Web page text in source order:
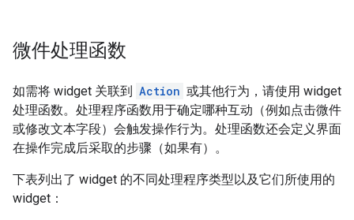
微件处理函数
如需将 widget 关联到 Action 或其他行为，请使用 widget
处理函数。处理程序函数用于确定哪种互动（例如点击微件
或修改文本字段）会触发操作行为。处理函数还会定义界面
在操作完成后采取的步骤（如果有）。
下表列出了 widget 的不同处理程序类型以及它们所使用的
widget：